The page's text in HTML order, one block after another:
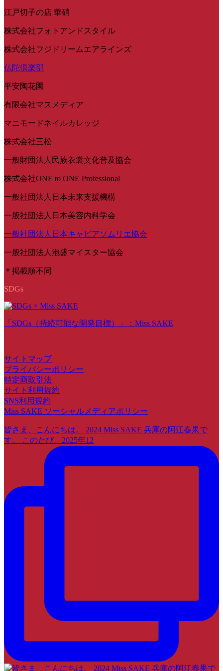
江戸切子の店 華硝
株式会社フォトアンドスタイル
株式会社フジドリームエアラインズ
仏陀倶楽部
平安陶花園
有限会社マスメディア
マニモードネイルカレッジ
株式会社三松
一般財団法人民族衣裳文化普及協会
株式会社ONE to ONE Professional
一般社団法人日本未来支援機構
一般社団法人日本美容内科学会
一般社団法人日本キャビアソムリエ協会
一般社団法人泡盛マイスター協会
＊掲載順不同
SDGs
「SDGs（持続可能な開発目標）」：Miss SAKE
サイトマップ
プライバシーポリシー
特定商取引法
サイト利用規約
SNS利用規約
Miss SAKE ソーシャルメディアポリシー
皆さま、こんにちは。 2024 Miss SAKE 兵庫の阿江春果で
す。 このたび、2025年12